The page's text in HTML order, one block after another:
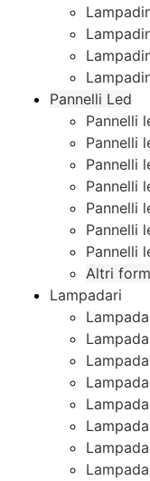
Pannelli Led
Pannelli
Pannelli
Pannelli
Pannelli
Pannelli
Pannelli
Pannelli
Altri
Lampadari